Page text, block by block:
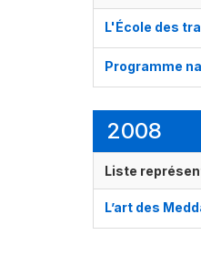
L'École des
Programme
2008
Liste
L’art des